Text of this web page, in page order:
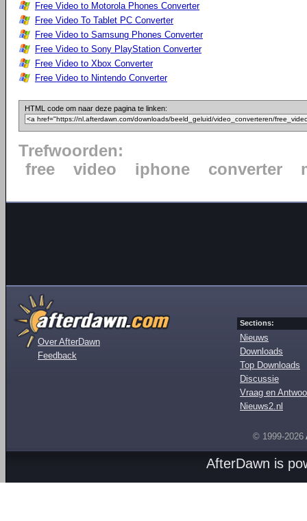
Free Video to Motorola Phones Converter
Free Video To Tablet PC Converter
Free Video to Samsung Phones Converter
Free Video to Sony PlayStation Converter
Free Video to Xbox Converter
Free Video to Nintendo Converter
HTML code om naar deze pagina te linken:
Trefwoorden:
free
video iphone converter
Over AfterDawn
Feedback
Sections:
Nieuws
Downloads
Top Downloads
Discussie
Vraag en
Nieuws2.nl
© 1999-2026
AfterDawn is